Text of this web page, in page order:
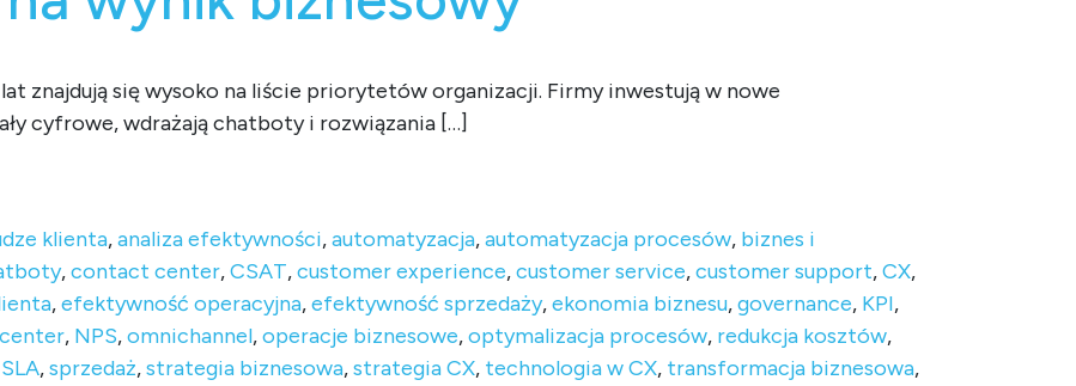
znajdują się wysoko na liście priorytetów organizacji. Firmy inwestują w nowe
cyfrowe, wdrażają chatboty i rozwiązania […]
klienta,analiza efektywności,automatyzacja,automatyzacja procesów, biznes i
,contact center,CSAT,customer experience,customer service,customer support,CX,
,efektywność operacyjna,efektywność sprzedaży,ekonomia biznesu,governance, KPI,
, NPS,omnichannel,operacje biznesowe,optymalizacja procesów, redukcja kosztów,
SLA,sprzedaż,strategia biznesowa,strategia CX, technologia w CX, transformacja biznesowa,